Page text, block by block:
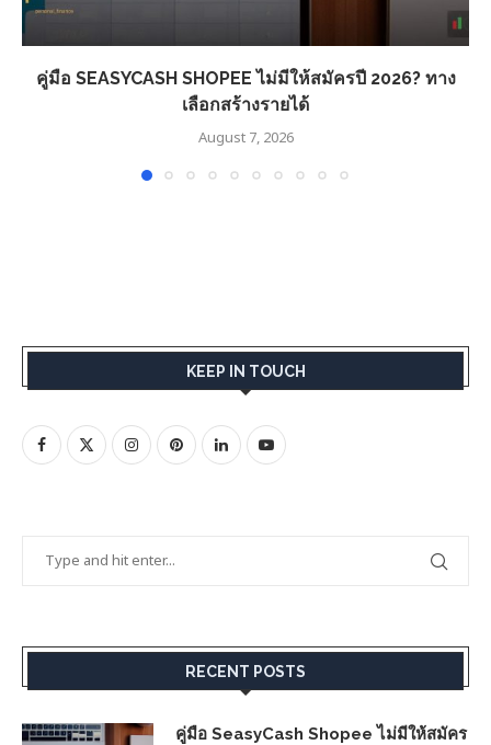
คู่มือ SEASYCASH SHOPEE ไม่มีให้สมัครปี 2026? ทาง
เลือกสร้างรายได้
August 7, 2026
KEEP IN TOUCH
RECENT POSTS
คู่มือ SeasyCash Shopee ไม่มีให้สมัคร